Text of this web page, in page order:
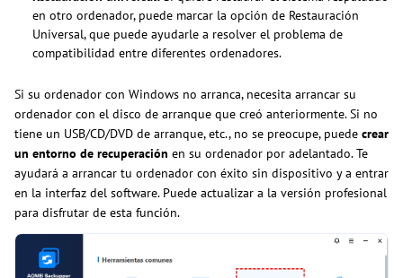
en otro ordenador, puede marcar la opción de Restauración
Universal, que puede ayudarle a resolver el problema de
compatibilidad entre diferentes ordenadores.
Si su ordenador con Windows no arranca, necesita arrancar su
ordenador con el disco de arranque que creó anteriormente. Si no
tiene un USB/CD/DVD de arranque, etc., no se preocupe, puede crear
un entorno de recuperación en su ordenador por adelantado. Te
ayudará a arrancar tu ordenador con éxito sin dispositivo y a entrar
en la interfaz del software. Puede actualizar a la versión profesional
para disfrutar de esta función.